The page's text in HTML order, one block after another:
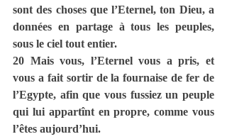
sont des choses que l’Eternel, ton Dieu, a
données en partage à tous les peuples,
sous le ciel tout entier.
20 Mais vous, l’Eternel vous a pris, et
vous a fait sortir de la fournaise de fer de
l’Egypte, afin que vous fussiez un peuple
qui lui appartînt en propre, comme vous
l’êtes aujourd’hui.